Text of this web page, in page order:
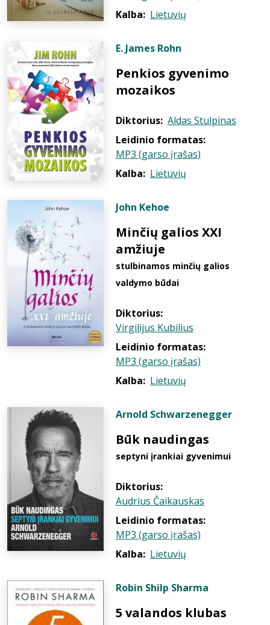
Kalba: Lietuvių
E. James Rohn
Penkios gyvenimo
mozaikos
Diktorius: Aldas Stulpinas
Leidinio formatas:
MP3 (garso įrašas)
Kalba: Lietuvių
John Kehoe
Minčių galios XXI
amžiuje
stulbinamos minčių galios
valdymo būdai
Diktorius:
Virgilijus Kubilius
Leidinio formatas:
MP3 (garso įrašas)
Kalba: Lietuvių
Arnold Schwarzenegger
Būk naudingas
septyni įrankiai gyvenimui
Diktorius:
Audrius Čaikauskas
Leidinio formatas:
MP3 (garso įrašas)
Kalba: Lietuvių
Robin Shilp Sharma
5 valandos klubas